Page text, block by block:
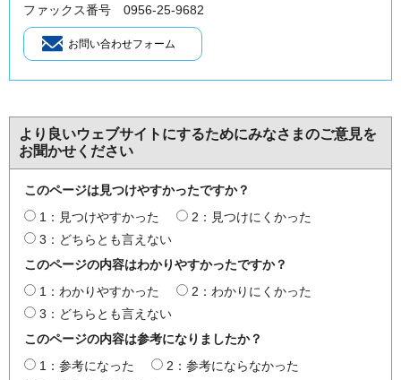
ファックス番号 0956-25-9682
より良いウェブサイトにするためにみなさまのご意見を
お聞かせください
このページは見つけやすかったですか？
1：見つけやすかった
2：見つけにくかった
3：どちらとも言えない
このページの内容はわかりやすかったですか？
1：わかりやすかった
2：わかりにくかった
3：どちらとも言えない
このページの内容は参考になりましたか？
1：参考になった
2：参考にならなかった